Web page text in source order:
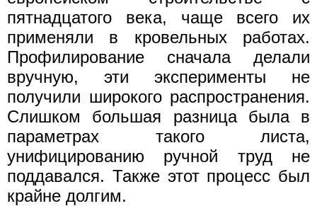
пятнадцатого века, чаще всего их
применяли в кровельных работах.
Профилирование сначала делали
вручную, эти эксперименты не
получили широкого распространения.
Слишком большая разница была в
параметрах такого листа,
унифицированию ручной труд не
поддавался. Также этот процесс был
крайне долгим.